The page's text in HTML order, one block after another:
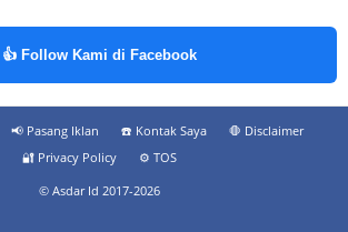
👍 Follow Kami di Facebook
📢 Pasang Iklan ☎️ Kontak Saya
🛑 Disclaimer
🔐 Privacy Policy
⚙️ TOS
© Asdar Id 2017-2026